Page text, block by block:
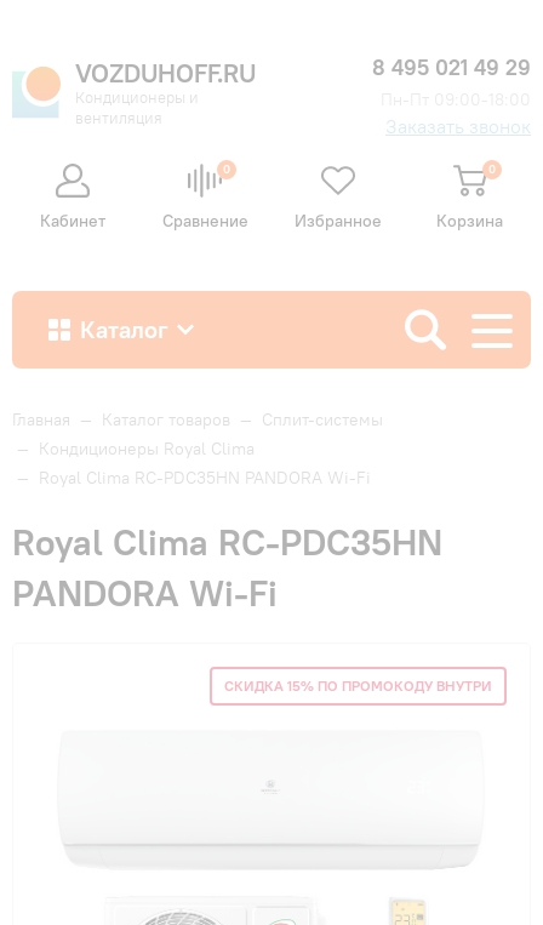
VOZDUHOFF.RU
Кондиционеры и
вентиляция
8 495 021 49 29
Заказать звонок
Кабинет
0
Сравнение Избранное
0
Корзина
Каталог
Как купить
Доставка и оплата
Гарантия и сервис
Главная — Каталог товаров — Сплит-системы
— Кондиционеры Royal Clima
— Royal Clima RC-PDC35HN PANDORA Wi-Fi
Royal Clima RC-PDC35HN
PANDORA Wi-Fi
СКИДКА 15% ПО ПРОМОКОДУ ВНУТРИ